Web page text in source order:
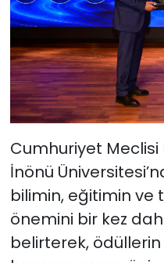
Cumhuriyet Meclisi
İnönü
bilimin, eğitimin ve
önemini bir kez
belirterek,